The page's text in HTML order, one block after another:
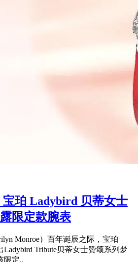
宝珀 Ladybird 贝蒂女士
限定款腕表
Monroe）百年诞辰之际，宝珀
Ladybird Tribute贝蒂女士赞颂系列梦
限定..